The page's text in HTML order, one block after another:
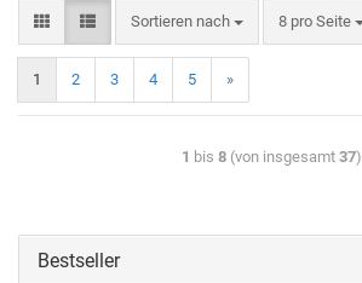
Sortieren nach 8 pro Seite
1 2 3 4 5 »
1 bis 8(von insgesamt 37)
Bestseller